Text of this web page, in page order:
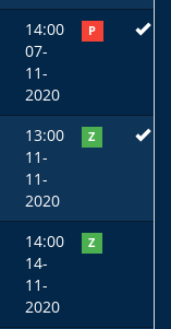
14:00
07-
11-
2020
P
13:00
11-
11-
2020
Z
14:00
14-
11-
2020
Z